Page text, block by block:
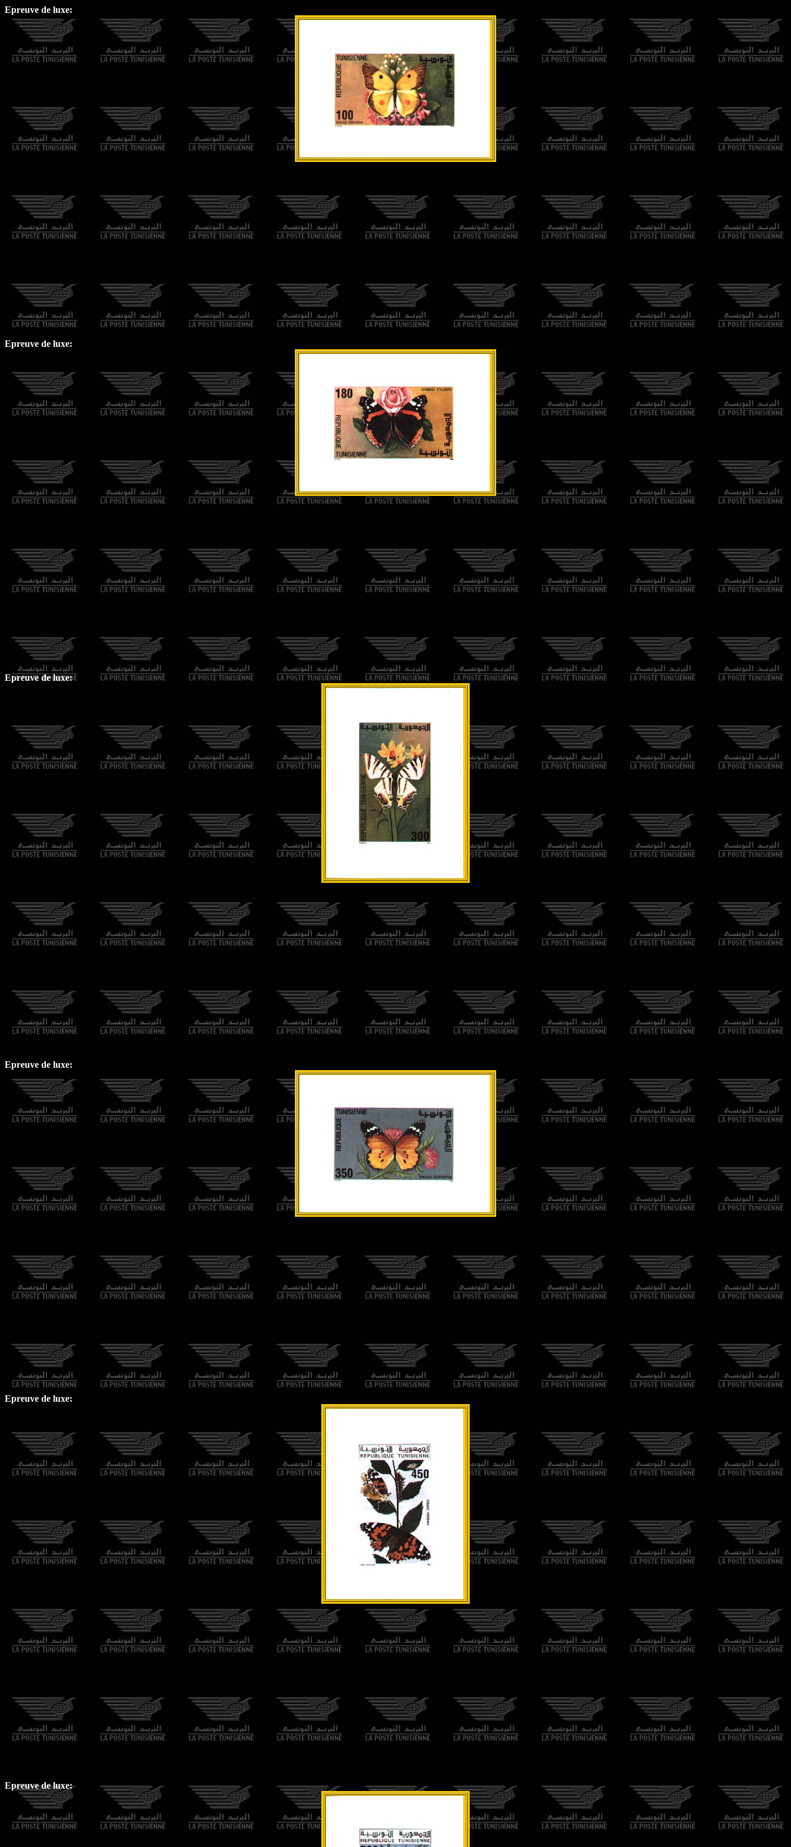
Epreuve de luxe:
Epreuve de luxe:
Epreuve de luxe:
Epreuve de luxe:
Epreuve de luxe:
Epreuve de luxe: